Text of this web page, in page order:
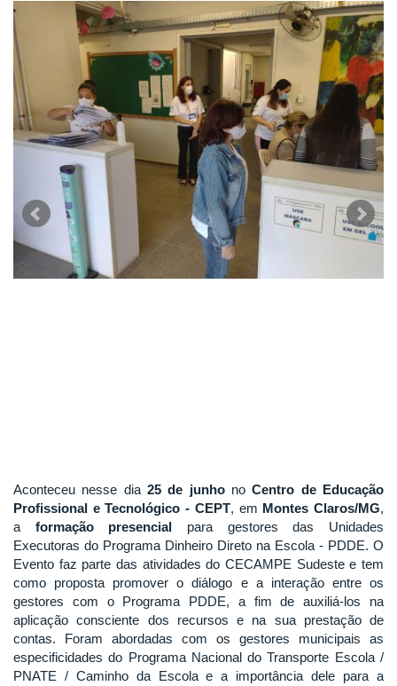
Aconteceu nesse dia 25 de junho no Centro de Educação
Profissional e Tecnológico - CEPT, em Montes Claros/MG,
a formação presencial para gestores das Unidades
Executoras do Programa Dinheiro Direto na Escola - PDDE. O
Evento faz parte das atividades do CECAMPE Sudeste e tem
como proposta promover o diálogo e a interação entre os
gestores com o Programa PDDE, a fim de auxiliá-los na
aplicação consciente dos recursos e na sua prestação de
contas. Foram abordadas com os gestores municipais as
especificidades do Programa Nacional do Transporte Escola /
PNATE / Caminho da Escola e a importância dele para a